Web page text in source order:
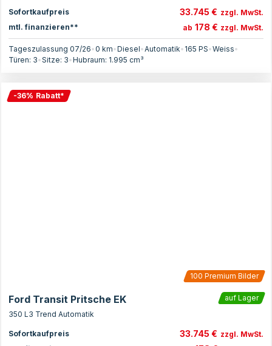
Sofortkaufpreis 33.745 € zzgl. MwSt.
mtl. finanzieren**
ab 178 € zzgl. MwSt.
Tageszulassung 07/26•0 km•Diesel•Automatik• 165 PS•Weiss•
Türen: 3•Sitze: 3•Hubraum: 1.995 cm³
-36% Rabatt*
100 Premium Bilder
Ford Transit Pritsche EK
auf Lager
350 L3 Trend Automatik
Sofortkaufpreis 33.745 € zzgl. MwSt.